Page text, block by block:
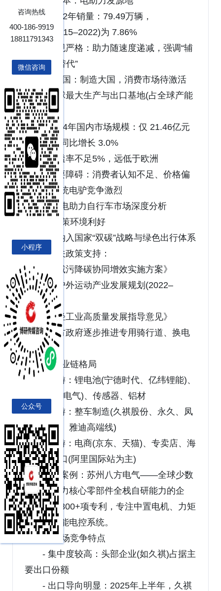
- 2022年销量：79.49万辆，
CAGR(2015–2022)为 7.86%
- 法规严格：助力随速度递减，强调“辅
助”而非“替代”
(4)中国：制造大国，消费市场待激活
- 全球最大生产与出口基地(占全球产能
超60%)
- 2024年国内市场规模：仅 21.46亿元
人民币，同比增长 3.0%
- 渗透率不足5%，远低于欧洲
- 主要障碍：消费者认知不足、价格偏
高、与传统电驴竞争激烈
中国电助力自行车市场深度分析
1. 政策环境利好
- 被纳入国家“双碳”战略与绿色出行体系
- 相关政策支持：
- 《减污降碳协同增效实施方案》
- 《户外运动产业发展规划(2022–
2025)》
- 《轻工业高质量发展指导意见》
- 地方政府逐步推进专用骑行道、换电
设施建设
2. 产业链格局
- 上游：锂电池(宁德时代、亿纬锂能)、
电机(八方电气)、传感器、铝材
- 中游：整车制造(久祺股份、永久、凤
凰、小牛、雅迪高端线)
- 下游：电商(京东、天猫)、专卖店、海
外B2B出口(阿里国际站为主)
典型案例：苏州八方电气——全球少数
具备电助力核心零部件全栈自研能力的企
业，拥有300+项专利，专注中置电机、力矩
传感、智能电控系统。
3. 市场竞争特点
- 集中度较高：头部企业(如久祺)占据主
要出口份额
- 出口导向明显：2025年上半年，久祺
咨询热线
400-186-9919
18811791343
微信咨询
小程序
公众号